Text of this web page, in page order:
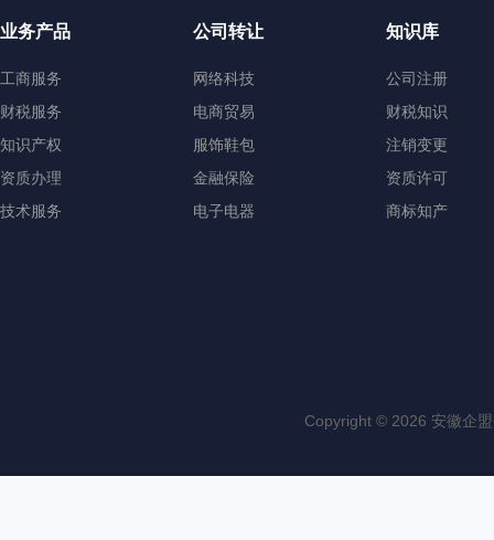
业务产品
工商服务
财税服务
知识产权
资质办理
技术服务
公司转让
网络科技
电商贸易
服饰鞋包
金融保险
电子电器
知识库
公司注册
财税知识
注销变更
资质许可
商标知产
Copyright © 2026 安徽企